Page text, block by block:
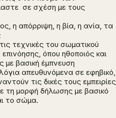
σε σχέση με τους
η απόρριψη, η βία, η ανία, τα
τεχνικές του σωματικού
όπου ηθοποιός και
με βασική έμπνευση
απευθυνόμενα σε εφηβικό,
τις δικές τους εμπειρίες
τη μορφή δήλωσης με βασικό
το σώμα.